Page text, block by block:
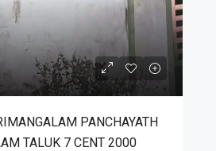
PANCHAYATH
TALUK 7 CENT 2000